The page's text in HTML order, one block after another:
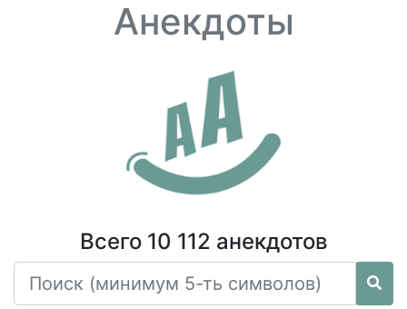
Анекдоты
Всего 10 112 анекдотов